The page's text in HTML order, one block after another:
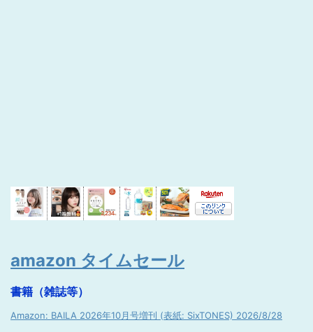
amazon タイムセール
書籍（雑誌等）
Amazon: BAILA 2026年10月号増刊 (表紙: SixTONES) 2026/8/28